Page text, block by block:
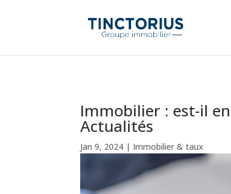
Immobilier : est-il
Actualités
Jan 9, 2024 | Immobilier & taux